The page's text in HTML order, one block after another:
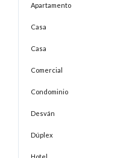
Apartamento
Casa
Casa
Comercial
Condominio
Desván
Dúplex
Hotel